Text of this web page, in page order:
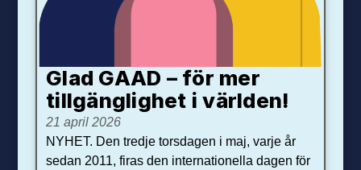
Glad GAAD – för mer
tillgänglighet i världen!
21 april 2026
NYHET. Den tredje torsdagen i maj, varje år
sedan 2011, firas den internationella dagen för